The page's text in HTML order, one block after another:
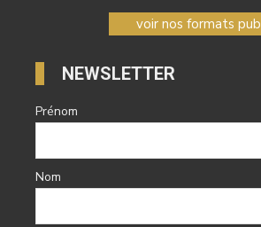
voir nos formats pub
NEWSLETTER
Prénom
Nom